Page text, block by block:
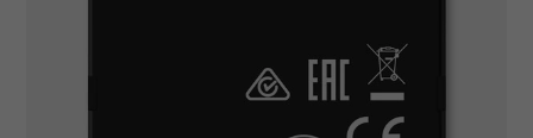
Vstupy: 5x binárny vstup s vlastným
Signálny výstup: 1, 0-10 V (pasívny)